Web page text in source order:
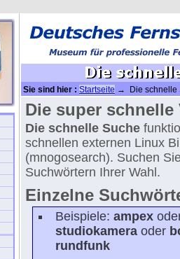
Sie sind hier : Startseite → Die schnelle
Die super schnelle
Die schnelle Suche
schnellen externen Linux
(mnogosearch). Suchen
Suchwörtern Ihrer Wahl.
Einzelne
Beispiele: ampex
studiokamera oder
rundfunk